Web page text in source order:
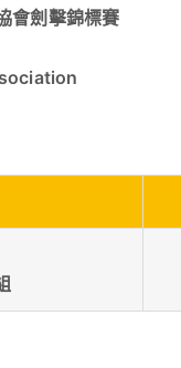
會劍擊錦標賽